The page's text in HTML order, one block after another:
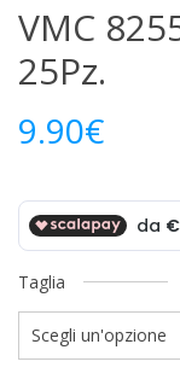
VMC
25Pz.
9.90€
Taglia